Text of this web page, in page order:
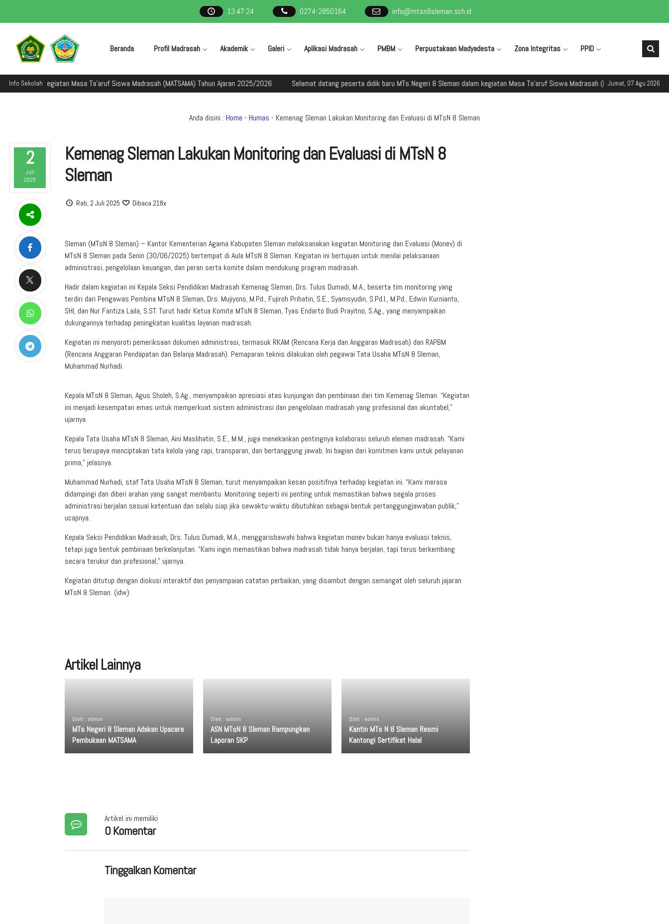
13:47:24 0274-2850164 info@mtsn8sleman.sch.id
Beranda Profil Madrasah Akademik Galeri Aplikasi Madrasah PMBM Perpustakaan Madyadesta Zona Integritas PPID
Info Sekolah Jumat, 07 Agu 2026
kegiatan Masa Ta'aruf Siswa Madrasah (MATSAMA) Tahun Ajaran 2025/2026 Selamat datang peserta didik baru MTs Negeri 8 Sleman dalam kegiatan Masa Ta'aruf Siswa Madrasah (MATSAMA) Tahun Ajaran
Anda disini : Home - Humas - Kemenag Sleman Lakukan Monitoring dan Evaluasi di MTsN 8 Sleman
2
Juli
2025
Kemenag Sleman Lakukan Monitoring dan Evaluasi di MTsN 8
Sleman
Rab, 2 Juli 2025 Dibaca 218x
Sleman (MTsN 8 Sleman) – Kantor Kementerian Agama Kabupaten Sleman melaksanakan kegiatan Monitoring dan Evaluasi (Monev) di
MTsN 8 Sleman pada Senin (30/06/2025) bertempat di Aula MTsN 8 Sleman. Kegiatan ini bertujuan untuk menilai pelaksanaan
administrasi, pengelolaan keuangan, dan peran serta komite dalam mendukung program madrasah.
Hadir dalam kegiatan ini Kepala Seksi Pendidikan Madrasah Kemenag Sleman, Drs. Tulus Dumadi, M.A., beserta tim monitoring yang
terdiri dari Pengawas Pembina MTsN 8 Sleman, Drs. Mujiyono, M.Pd., Fujiroh Prihatin, S.E., Syamsyudin, S.Pd.I., M.Pd., Edwin Kurnianto,
SHI, dan Nur Fantiza Laila, S.ST. Turut hadir Ketua Komite MTsN 8 Sleman, Tyas Endarto Budi Prayitno, S.Ag., yang menyampaikan
dukungannya terhadap peningkatan kualitas layanan madrasah.
Kegiatan ini menyoroti pemeriksaan dokumen administrasi, termasuk RKAM (Rencana Kerja dan Anggaran Madrasah) dan RAPBM
(Rencana Anggaran Pendapatan dan Belanja Madrasah). Pemaparan teknis dilakukan oleh pegawai Tata Usaha MTsN 8 Sleman,
Muhammad Nurhadi.
Kepala MTsN 8 Sleman, Agus Sholeh, S.Ag., menyampaikan apresiasi atas kunjungan dan pembinaan dari tim Kemenag Sleman. “Kegiatan
ini menjadi kesempatan emas untuk memperkuat sistem administrasi dan pengelolaan madrasah yang profesional dan akuntabel,”
ujarnya.
Kepala Tata Usaha MTsN 8 Sleman, Aini Maslihatin, S.E., M.M., juga menekankan pentingnya kolaborasi seluruh elemen madrasah. “Kami
terus berupaya menciptakan tata kelola yang rapi, transparan, dan bertanggung jawab. Ini bagian dari komitmen kami untuk pelayanan
prima,” jelasnya.
Muhammad Nurhadi, staf Tata Usaha MTsN 8 Sleman, turut menyampaikan kesan positifnya terhadap kegiatan ini. “Kami merasa
didampingi dan diberi arahan yang sangat membantu. Monitoring seperti ini penting untuk memastikan bahwa segala proses
administrasi berjalan sesuai ketentuan dan selalu siap jika sewaktu-waktu dibutuhkan sebagai bentuk pertanggungjawaban publik,”
ucapnya.
Kepala Seksi Pendidikan Madrasah, Drs. Tulus Dumadi, M.A., menggarisbawahi bahwa kegiatan monev bukan hanya evaluasi teknis,
tetapi juga bentuk pembinaan berkelanjutan. “Kami ingin memastikan bahwa madrasah tidak hanya berjalan, tapi terus berkembang
secara terukur dan profesional,” ujarnya.
Kegiatan ditutup dengan diskusi interaktif dan penyampaian catatan perbaikan, yang disambut dengan semangat oleh seluruh jajaran
MTsN 8 Sleman. (idw)
Artikel Lainnya
Oleh : admin
MTs Negeri 8 Sleman Adakan Upacara
Pembukaan MATSAMA
Oleh : admin
ASN MTsN 8 Sleman Rampungkan
Laporan SKP
Oleh : admin
Kantin MTs N 8 Sleman Resmi
Kantongi Sertifikat Halal
Artikel ini memiliki
0 Komentar
Tinggalkan Komentar